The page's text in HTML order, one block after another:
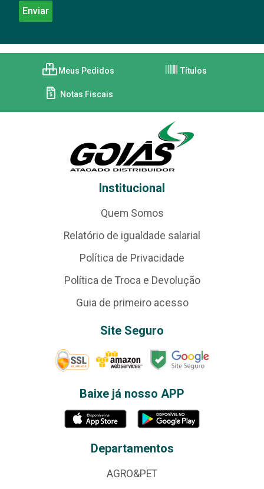
Meus Pedidos Títulos
Notas Fiscais
Institucional
Quem Somos
Relatório de igualdade salarial
Política de Privacidade
Política de Troca e Devolução
Guia de primeiro acesso
Site Seguro
Baixe já nosso APP
Departamentos
AGRO&PET